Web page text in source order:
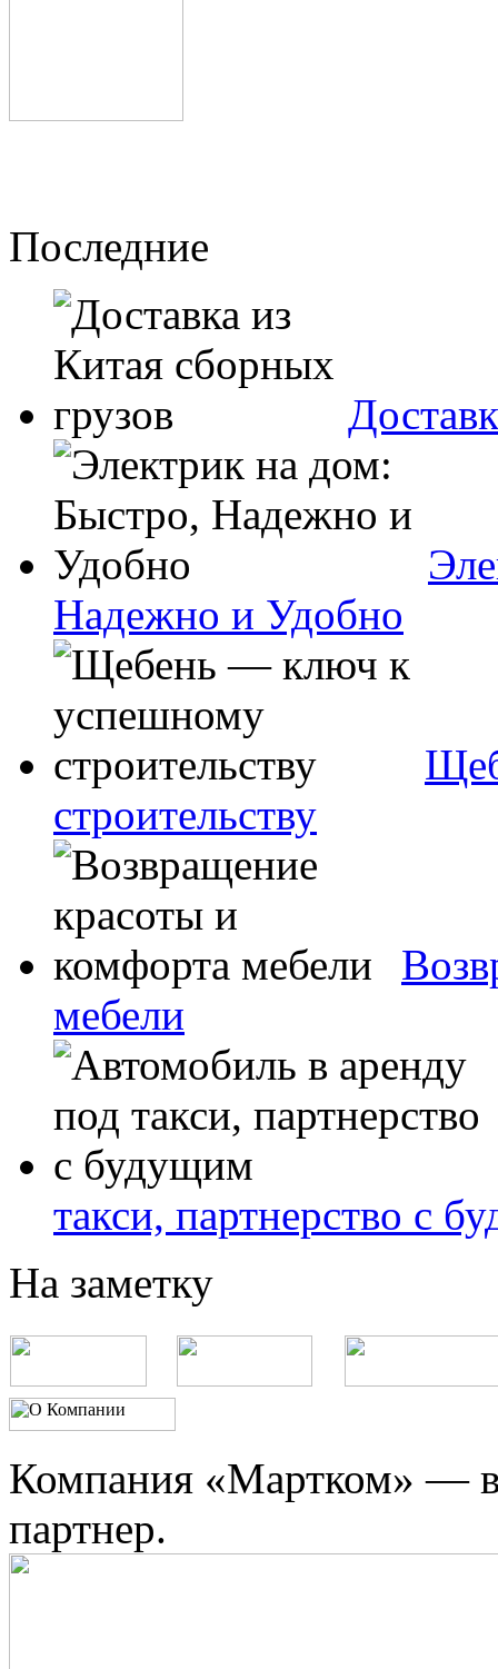
Последние
Надежно и Удобно
строительству
мебели
такси, партнерство с
На заметку
Компания «Мартком» —
партнер.